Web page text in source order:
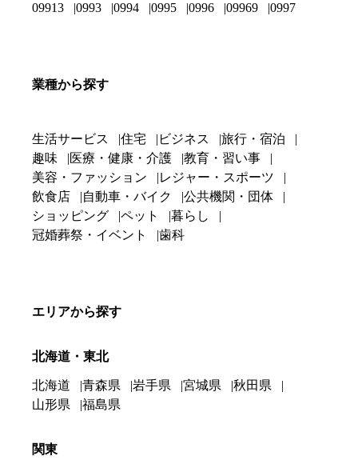
09913
0993 0994 0995 0996 09969 0997
業種から探す
生活サービス 住宅 ビジネス
旅行・宿泊
趣味
医療・健康・介護
教育・習い事
美容・ファッション
レジャー・スポーツ
飲食店
自動車・バイク
公共機関・団体
ショッピング
ペット
暮らし
冠婚葬祭・イベント
歯科
エリアから探す
北海道・東北
北海道 青森県 岩手県 宮城県
秋田県
山形県
福島県
関東